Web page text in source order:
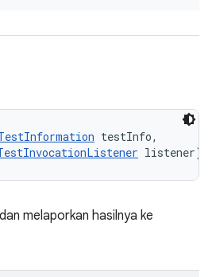
testInfo,
listener)
melaporkan hasilnya ke